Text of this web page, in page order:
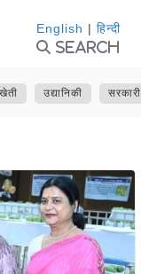
English | हिन्दी
Search
उद्यानिकी